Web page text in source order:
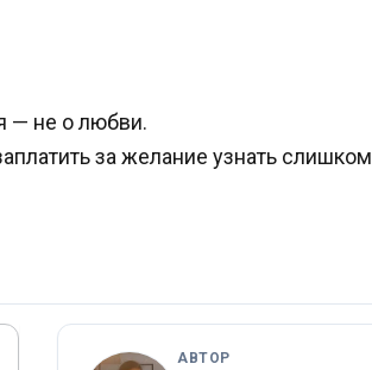
— не о любви.
за желание узнать слишком
АВТОР